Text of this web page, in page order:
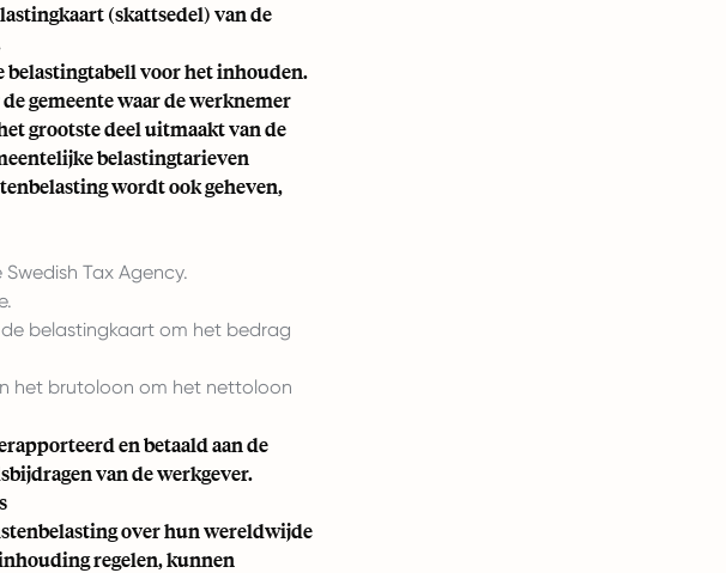
(skattsedel) van de
belastingtabell voor het inhouden.
gemeente waar de werknemer
grootste deel uitmaakt van de
belastingtarieven
wordt ook geheven,
Tax Agency.
belastingkaart om het bedrag
het brutoloon om het nettoloon
en betaald aan de
van de werkgever.
over hun wereldwijde
regelen, kunnen